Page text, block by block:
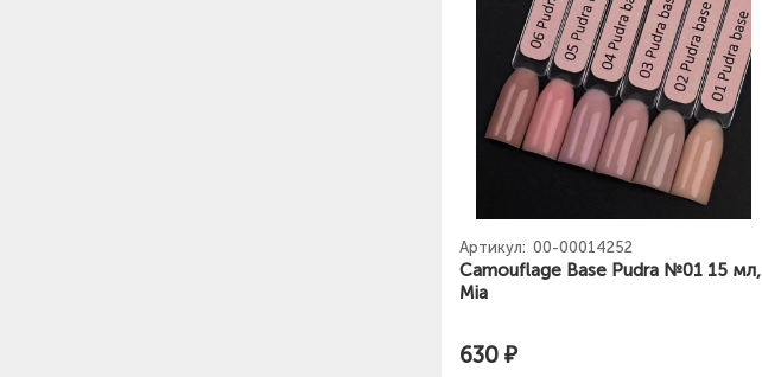
Артикул: 00-00014252
Camouflage Base Pudra №01 15 мл,
Mia
630 ₽